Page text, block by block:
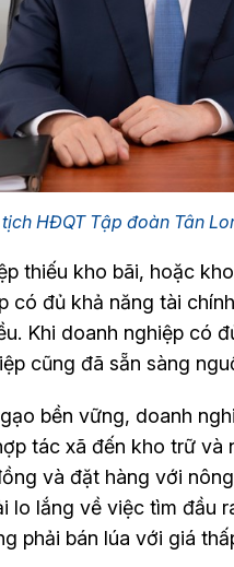
HĐQT Tập đoàn Tân
thiếu kho bãi, hoặc
có đủ khả năng tài
Khi doanh nghiệp có
cũng đã sẵn sàng
bền vững, doanh
tác xã đến kho trữ và
và đặt hàng với
lo lắng về việc tìm đầu
phải bán lúa với giá